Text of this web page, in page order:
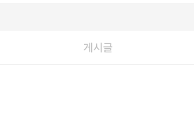
게시글